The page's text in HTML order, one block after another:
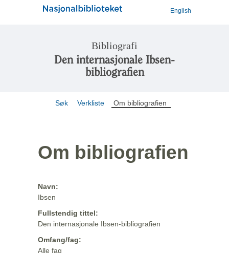
English
Bibliografi
Den internasjonale Ibsen-
bibliografien
Søk Verkliste Om bibliografien
Om bibliografien
Navn:
Ibsen
Fullstendig tittel:
Den internasjonale Ibsen-bibliografien
Omfang/fag:
Alle fag